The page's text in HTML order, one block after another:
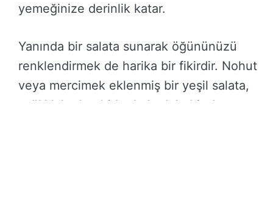
yemeğinize derinlik katar.
Yanında bir salata sunarak öğününüzü
renklendirmek de harika bir fikirdir. Nohut
veya mercimek eklenmiş bir yeşil salata,
sağlıklı karbonhidratlarla dolu bir denge